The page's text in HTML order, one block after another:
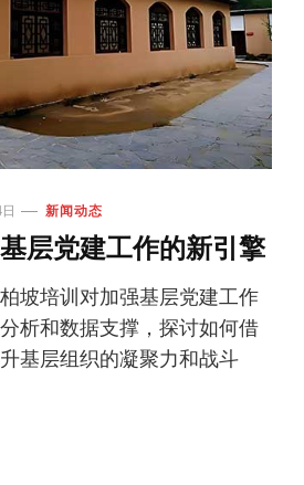
新闻动态
层党建工作的新引擎
坡培训对加强基层党建工作
析和数据支撑，探讨如何借
基层组织的凝聚力和战斗